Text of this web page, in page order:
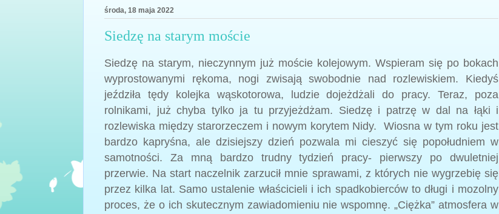
środa, 18 maja 2022
Siedzę na starym moście
Siedzę na starym, nieczynnym już moście kolejowym. Wspieram się po bokach
wyprostowanymi rękoma, nogi zwisają swobodnie nad rozlewiskiem. Kiedyś
jeździła tędy kolejka wąskotorowa, ludzie dojeżdżali do pracy. Teraz, poza
rolnikami, już chyba tylko ja tu przyjeżdżam. Siedzę i patrzę w dal na łąki i
rozlewiska między starorzeczem i nowym korytem Nidy.
Wiosna w tym roku jest
bardzo kapryśna, ale dzisiejszy dzień pozwala mi cieszyć się popołudniem w
samotności. Za mną bardzo trudny tydzień pracy- pierwszy po dwuletniej
przerwie. Na start naczelnik zarzucił mnie sprawami, z których nie wygrzebię się
przez kilka lat. Samo ustalenie właścicieli i ich spadkobierców to długi i mozolny
proces, że o ich skutecznym zawiadomieniu nie wspomnę. „Ciężka” atmosfera w